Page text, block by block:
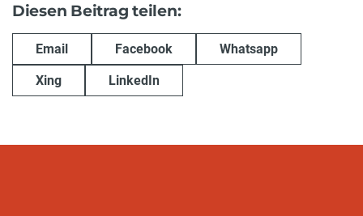
Diesen Beitrag teilen:
Email Facebook Whatsapp
Xing LinkedIn